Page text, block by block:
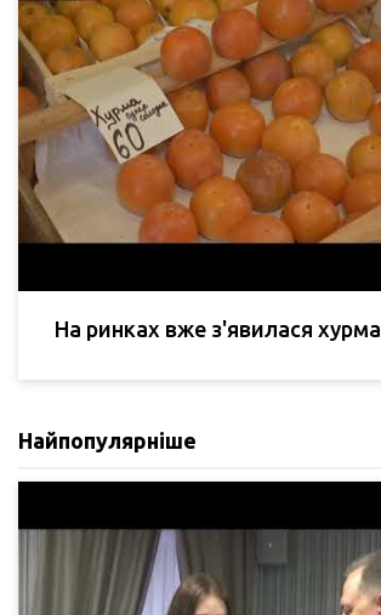
На ринках вже з'явилася хурма
Найпопулярніше